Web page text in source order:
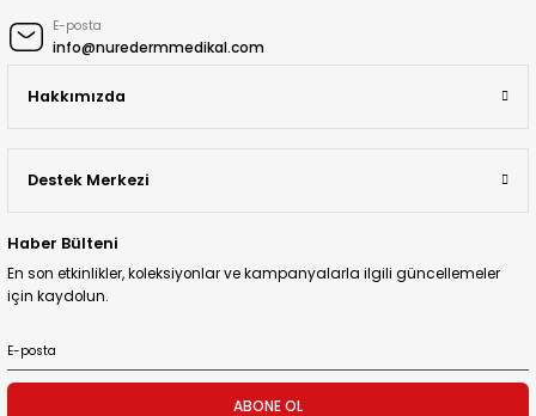
E-posta
info@nuredermmedikal.com
Hakkımızda
Destek Merkezi
Haber Bülteni
En son etkinlikler, koleksiyonlar ve kampanyalarla ilgili güncellemeler
için kaydolun.
ABONE OL